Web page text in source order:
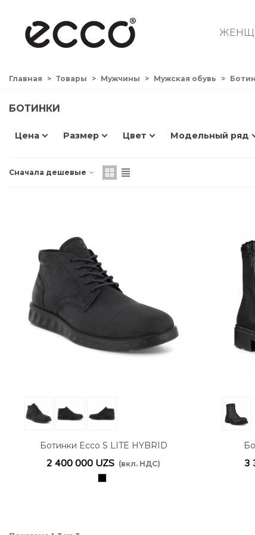
Главная > Товары > Мужчины > Мужская обувь >
БОТИНКИ
Цена Размер Цвет Модельный ряд
Сначала дешевые
Ботинки Ecco S LITE HYBRID
520334/02001
2 400 000 UZS (вкл. НДС)
3